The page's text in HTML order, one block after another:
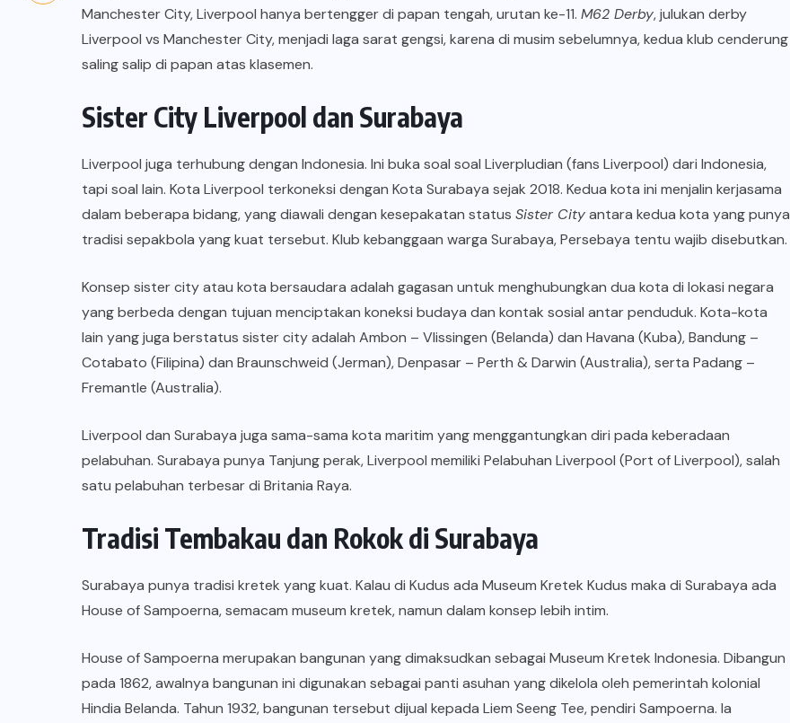
Manchester City, Liverpool hanya bertengger di papan tengah, urutan ke-11. M62 Derby, julukan derby
Liverpool vs Manchester City, menjadi laga sarat gengsi, karena di musim sebelumnya, kedua klub cenderung
saling salip di papan atas klasemen.
Sister City Liverpool dan Surabaya
Liverpool juga terhubung dengan Indonesia. Ini buka soal soal Liverpludian (fans Liverpool) dari Indonesia,
tapi soal lain. Kota Liverpool terkoneksi dengan Kota Surabaya sejak 2018. Kedua kota ini menjalin kerjasama
dalam beberapa bidang, yang diawali dengan kesepakatan status Sister Cityantara kedua kota yang punya
tradisi sepakbola yang kuat tersebut. Klub kebanggaan warga Surabaya, Persebaya tentu wajib disebutkan.
Konsep sister city atau kota bersaudara adalah gagasan untuk menghubungkan dua kota di lokasi negara
yang berbeda dengan tujuan menciptakan koneksi budaya dan kontak sosial antar penduduk. Kota-kota
lain yang juga berstatus sister city adalah Ambon – Vlissingen (Belanda) dan Havana (Kuba), Bandung –
Cotabato (Filipina) dan Braunschweid (Jerman), Denpasar – Perth & Darwin (Australia), serta Padang –
Fremantle (Australia).
Liverpool dan Surabaya juga sama-sama kota maritim yang menggantungkan diri pada keberadaan
pelabuhan. Surabaya punya Tanjung perak, Liverpool memiliki Pelabuhan Liverpool (Port of Liverpool), salah
satu pelabuhan terbesar di Britania Raya.
Tradisi Tembakau dan Rokok di Surabaya
Surabaya punya tradisi kretek yang kuat. Kalau di Kudus ada Museum Kretek Kudus maka di Surabaya ada
House of Sampoerna, semacam museum kretek, namun dalam konsep lebih intim.
House of Sampoerna merupakan bangunan yang dimaksudkan sebagai Museum Kretek Indonesia. Dibangun
pada 1862, awalnya bangunan ini digunakan sebagai panti asuhan yang dikelola oleh pemerintah kolonial
Hindia Belanda. Tahun 1932, bangunan tersebut dijual kepada Liem Seeng Tee, pendiri Sampoerna. Ia